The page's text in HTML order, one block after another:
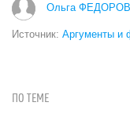
Ольга
Источник: Аргументы и
ПО ТЕМЕ